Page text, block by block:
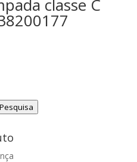
classe C
Pesquisa